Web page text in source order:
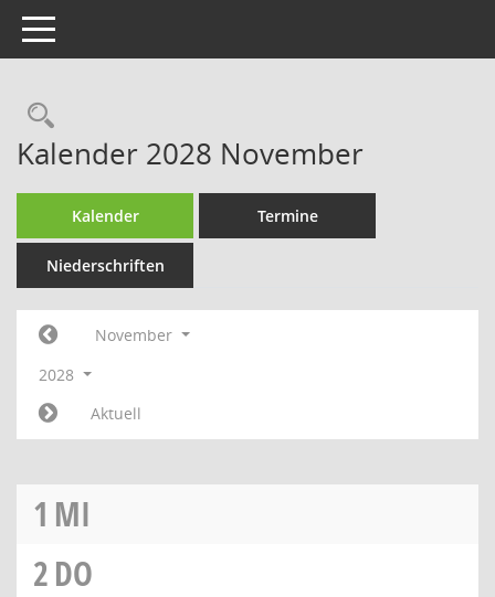
Toggle navigation
Rechercheauswahl
Kalender 2028 November
Kalender Termine
Niederschriften
November
2028
Aktuell
1 MI
2DO